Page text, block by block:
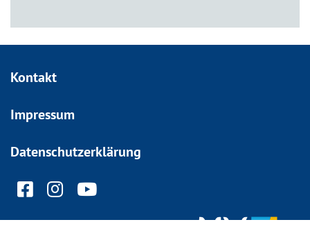
Kontakt
Impressum
Datenschutzerklärung